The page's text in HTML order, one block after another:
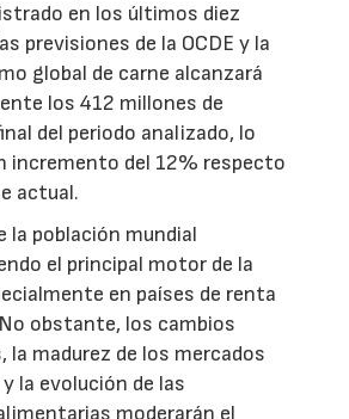
en los últimos diez
previsiones de la OCDE y la
global de carne alcanzará
los 412 millones de
del periodo analizado, lo
incremento del 12% respecto
actual.
la población mundial
el principal motor de la
en países de renta
obstante, los cambios
la madurez de los mercados
la evolución de las